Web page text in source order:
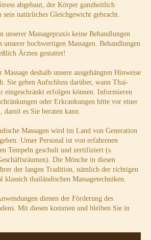
abgebaut, der Körper ganzheitlich
natürliches Gleichgewicht gebracht.
unserer Massagepraxis keine Behandlungen
hochwertigen Massagen. Behandlungen
Ärzten gestattet!
deshalb unsere ausgehängten Hinweise
Sie geben Aufschluss darüber, wann Thai-
eingeschränkt erfolgen können. Informieren
oder Erkrankungen bitte vor einer
damit es Sie beraten kann.
Massagen wird im Land von Generation
Unser Personal ist von erfahrenen
Tempeln geschult und zertifiziert (s.
Die Mönche in diesen
der langen Tradition, nämlich der richtigen
thailändischen Massagetechniken.
dienen der Förderung des
Mit diesen kommen und bleiben Sie in